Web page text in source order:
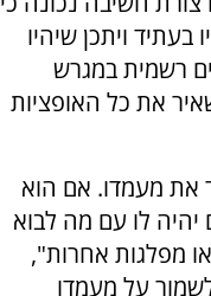
בעתיד ויתכן שיהיו
רשמית במגרש
את כל האופציות
את מעמדו. אם הוא
לו עם מה לבוא
מפלגות אחרות",
על מעמדו